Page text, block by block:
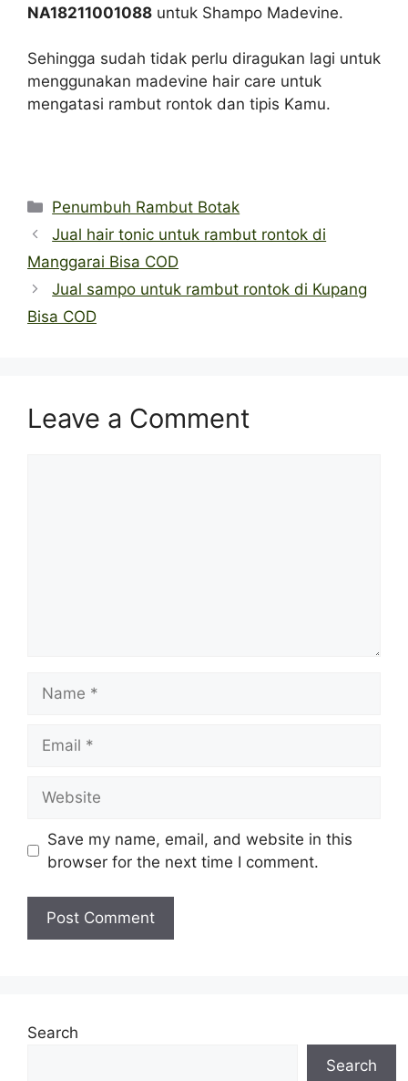
NA18211001088 untuk Shampo Madevine.
Sehingga sudah tidak perlu diragukan lagi untuk
menggunakan madevine hair care untuk
mengatasi rambut rontok dan tipis Kamu.
Categories
Penumbuh Rambut Botak
Jual hair tonic untuk rambut rontok di
Manggarai Bisa COD
Jual sampo untuk rambut rontok di Kupang
Bisa COD
Leave a Comment
Save my name, email, and website in this
browser for the next time I comment.
Search
Search